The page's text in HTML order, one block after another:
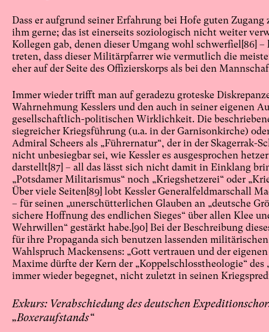
Dass er aufgrund seiner Erfahrung bei Hofe guten
ihm gerne; das ist einerseits soziologisch nicht weiter
Kollegen gab, denen dieser Umgang wohl schwerfiel[86] –
treten, dass dieser Militärpfarrer wie vermutlich die
eher auf der Seite des Offizierskorps als bei den
Immer wieder trifft man auf geradezu groteske
Wahrnehmung Kesslers und den auch in seiner eigenen
gesellschaftlich-politischen Wirklichkeit. Die
siegreicher Kriegsführung (u.a. in der Garnisonkirche)
Admiral Scheers als „Führernatur“, der in der Skagerrak-
nicht unbesiegbar sei, wie Kessler es ausgesprochen
darstellt[87] – all das lässt sich nicht damit in Einklang
„Potsdamer Militarismus“ noch „Kriegshetzerei“ oder
Über viele Seiten[89] lobt Kessler Generalfeldmarschall
– für seinen „unerschütterlichen Glauben an „deutsche
sichere Hoffnung des endlichen Sieges“ über allen Klee
Wehrwillen“ gestärkt habe.[90] Bei der Beschreibung
für ihre Propaganda sich benutzen lassenden
Wahlspruch Mackensens: „Gott vertrauen und der
Maxime dürfte der Kern der „Koppelschlosstheologie“
immer wieder begegnet, nicht zuletzt in seinen
Exkurs: Verabschiedung des deutschen
„Boxeraufstands“